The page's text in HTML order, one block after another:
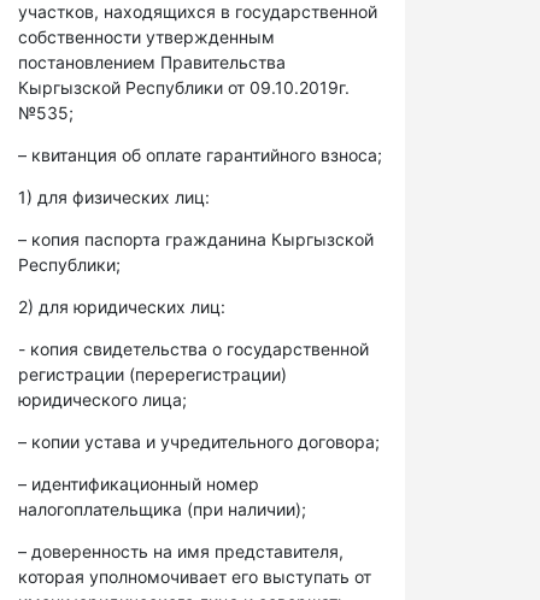
участков, находящихся в государственной
собственности утвержденным
постановлением Правительства
Кыргызской Республики от 09.10.2019г.
№535;
– квитанция об оплате гарантийного взноса;
1) для физических лиц:
– копия паспорта гражданина Кыргызской
Республики;
2) для юридических лиц:
- копия свидетельства о государственной
регистрации (перерегистрации)
юридического лица;
– копии устава и учредительного договора;
– идентификационный номер
налогоплательщика (при наличии);
– доверенность на имя представителя,
которая уполномочивает его выступать от